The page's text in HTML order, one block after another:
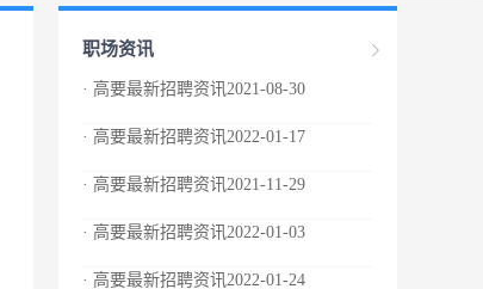
职场资讯
· 高要最新招聘资讯2021-08-30
· 高要最新招聘资讯2022-01-17
· 高要最新招聘资讯2021-11-29
· 高要最新招聘资讯2022-01-03
· 高要最新招聘资讯2022-01-24